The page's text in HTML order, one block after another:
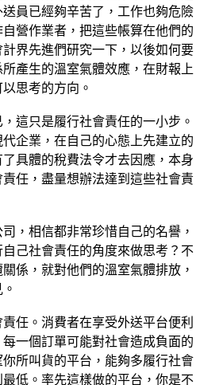
員已經夠辛苦了，工作也夠危險
營作業者，把這些帳算在他們的
界先進們研究一下，以後如何要
產生的溫室氣體效應，在財報上
思考的方向。
這只是履行社會責任的一小步。
企業，在自己的心態上先建立的
具體的稅費法令才去因應，本身
任，盡量想辦法達到這些社會責
，相信都非常珍惜自己的名譽，
己社會責任的角度來做思考？不
係，就對他們的溫室氣體排放，
任。消費者在享受外送平台便利
一個訂單可能對社會造成負面的
所叫貨的平台，能夠多履行社會
低。率先這樣做的平台，你是不